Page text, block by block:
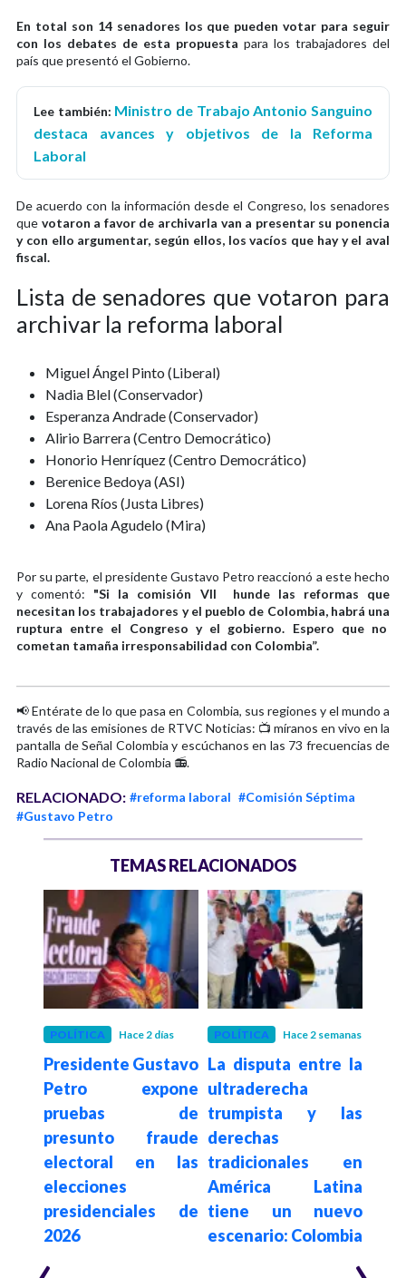
En total son 14 senadores los que pueden votar para seguir
con los debates de esta propuesta para los trabajadores del
país que presentó el Gobierno.
Lee también: Ministro de Trabajo Antonio Sanguino
destaca avances y objetivos de la Reforma
Laboral
De acuerdo con la información desde el Congreso, los senadores
que votaron a favor de archivarla van a presentar su ponencia
y con ello argumentar, según ellos, los vacíos que hay y el aval
fiscal.
Lista de senadores que votaron para
archivar la reforma laboral
Miguel Ángel Pinto (Liberal)
Nadia Blel (Conservador)
Esperanza Andrade (Conservador)
Alirio Barrera (Centro Democrático)
Honorio Henríquez (Centro Democrático)
Berenice Bedoya (ASI)
Lorena Ríos (Justa Libres)
Ana Paola Agudelo (Mira)
Por su parte, el presidente Gustavo Petro reaccionó a este hecho
y comentó: "Si la comisión VII hunde las reformas que
necesitan los trabajadores y el pueblo de Colombia, habrá una
ruptura entre el Congreso y el gobierno. Espero que no
cometan tamaña irresponsabilidad con Colombia”.
📢 Entérate de lo que pasa en Colombia, sus regiones y el mundo a
través de las emisiones de RTVC Noticias: 📺 míranos en vivo en la
pantalla de Señal Colombia y escúchanos en las 73 frecuencias de
Radio Nacional de Colombia 📻.
RELACIONADO: #reforma laboral #Comisión Séptima
#Gustavo Petro
TEMAS RELACIONADOS
POLÍTICA Hace 2 días
Presidente Gustavo
Petro expone
pruebas de
presunto fraude
electoral en las
elecciones
presidenciales de
2026
POLÍTICA Hace 2 semanas
La disputa entre la
ultraderecha
trumpista y las
derechas
tradicionales en
América Latina
tiene un nuevo
escenario: Colombia